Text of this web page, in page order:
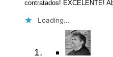
contratados! EXCELENTE!
Loading...